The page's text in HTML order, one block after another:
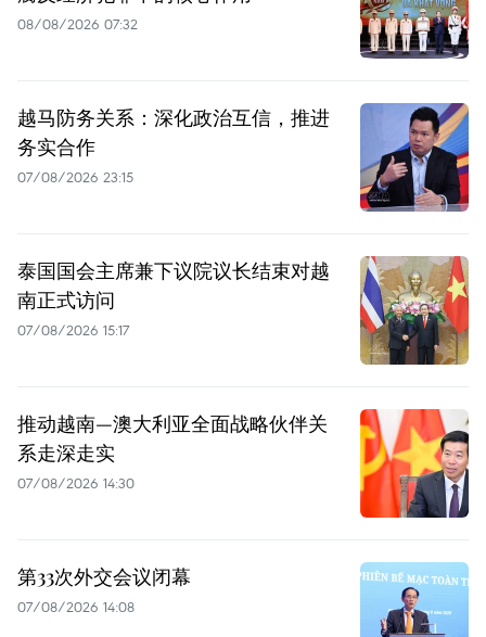
08/08/2026 07:32
越马防务关系：深化政治互信，推进
务实合作
07/08/2026 23:15
泰国国会主席兼下议院议长结束对越
南正式访问
07/08/2026 15:17
推动越南—澳大利亚全面战略伙伴关
系走深走实
07/08/2026 14:30
第33次外交会议闭幕
07/08/2026 14:08